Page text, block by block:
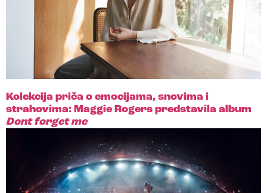
Kolekcija priča o emocijama, snovima i
strahovima: Maggie Rogers predstavila album
Dont forget me